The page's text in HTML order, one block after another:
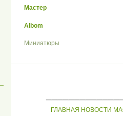
Мастер
Albom
Миниатюры
ГЛАВНАЯ НОВОСТИ